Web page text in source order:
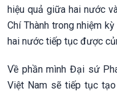
hiệu quả giữa hai nước
Chí Thành trong nhiệm
hai nước tiếp tục được
Về phần mình Đại sứ
Việt Nam sẽ tiếp tục